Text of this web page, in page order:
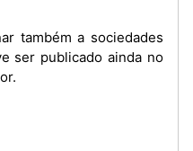
ser publicado ainda no